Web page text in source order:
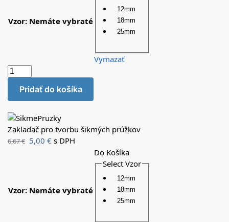
Vzor: Nemáte vybraté
12mm
18mm
25mm
Vymazať
Pridať do košíka
Zakladač pro tvorbu šikmých prúžkov
6,67€ 5,00 € s DPH
Vzor: Nemáte vybraté
Do Košíka
Select Vzor
12mm
18mm
25mm